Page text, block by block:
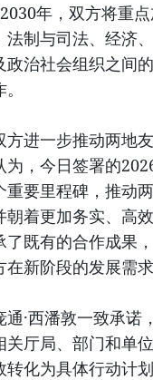
年，双方将重
法制与司法、经济
政治社会组织之间
方进一步推动两地
为，今日签署的
重要里程碑，推动
朝着更加务实、高
了既有的合作成果
新阶段的发展需求
·西潘敦一致承诺
厅局、部门和单
转化为具体行动计